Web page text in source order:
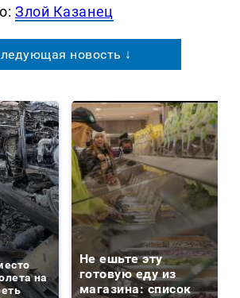
Злой Казанец
новость ↓
на
Не ешьте эту
готовую еду из
магазина: список